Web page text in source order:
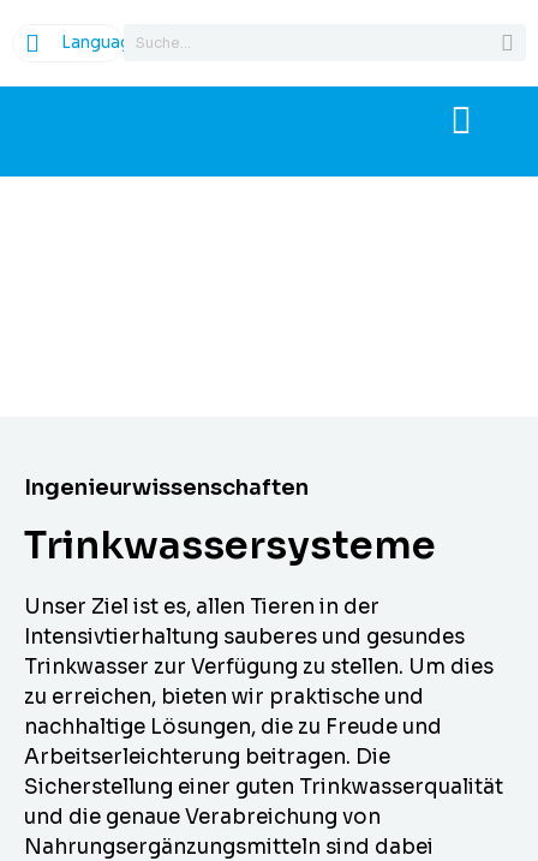
Language
Ingenieurwissenschaften
Trinkwassersysteme
Unser Ziel ist es, allen Tieren in der
Intensivtierhaltung sauberes und gesundes
Trinkwasser zur Verfügung zu stellen. Um dies
zu erreichen, bieten wir praktische und
nachhaltige Lösungen, die zu Freude und
Arbeitserleichterung beitragen. Die
Sicherstellung einer guten Trinkwasserqualität
und die genaue Verabreichung von
Nahrungsergänzungsmitteln sind dabei